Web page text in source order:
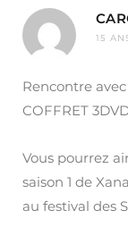
15
Rencontre
COFFRET
Vous pourrez
saison 1 de
au festival des